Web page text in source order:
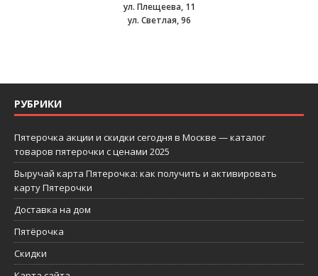
ул. Плещеева, 11
ул. Светлая, 96
РУБРИКИ
Пятерочка акции и скидки сегодня в Москве — каталог
товаров пятерочки с ценами 2025
Выручай карта Пятерочка: как получить и активировать
карту Пятерочки
Доставка на дом
Пятёрочка
Скидки